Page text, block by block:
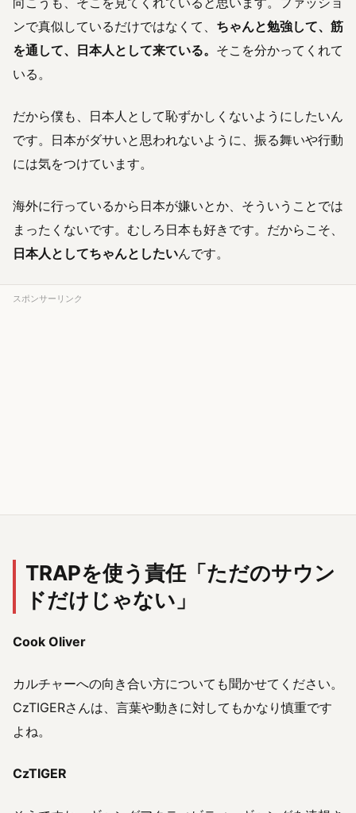
ンで真似しているだけではなくて、 ちゃんと勉強して、筋
を通して、日本人として来ている。 そこを分かってくれて
いる。
だから僕も、日本人として恥ずかしくないようにしたいん
です。日本がダサいと思われないように、振る舞いや行動
には気をつけています。
海外に行っているから日本が嫌いとか、そういうことでは
まったくないです。むしろ日本も好きです。だからこそ、
日本人としてちゃんとしたいんです。
スポンサーリンク
TRAPを使う責任「ただのサウン
ドだけじゃない」
Cook Oliver
カルチャーへの向き合い方についても聞かせてください。
CzTIGERさんは、言葉や動きに対してもかなり慎重です
よね。
CzTIGER